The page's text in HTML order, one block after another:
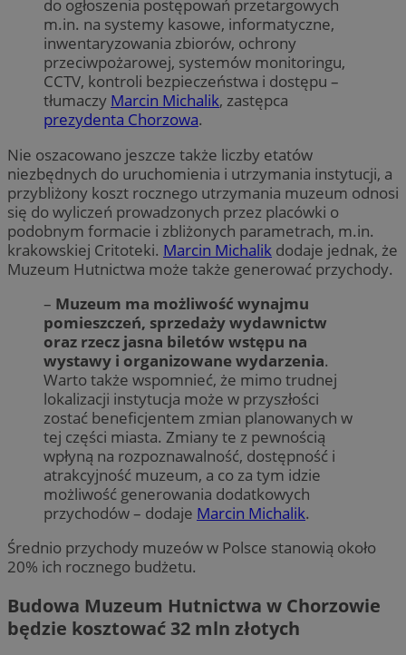
do ogłoszenia postępowań przetargowych
m.in. na systemy kasowe, informatyczne,
inwentaryzowania zbiorów, ochrony
przeciwpożarowej, systemów monitoringu,
CCTV, kontroli bezpieczeństwa i dostępu –
tłumaczy Marcin Michalik, zastępca
prezydenta Chorzowa.
Nie oszacowano jeszcze także liczby etatów
niezbędnych do uruchomienia i utrzymania instytucji, a
przybliżony koszt rocznego utrzymania muzeum odnosi
się do wyliczeń prowadzonych przez placówki o
podobnym formacie i zbliżonych parametrach, m.in.
krakowskiej Critoteki. Marcin Michalik dodaje jednak, że
Muzeum Hutnictwa może także generować przychody.
– Muzeum ma możliwość wynajmu
pomieszczeń, sprzedaży wydawnictw
oraz rzecz jasna biletów wstępu na
wystawy i organizowane wydarzenia.
Warto także wspomnieć, że mimo trudnej
lokalizacji instytucja może w przyszłości
zostać beneficjentem zmian planowanych w
tej części miasta. Zmiany te z pewnością
wpłyną na rozpoznawalność, dostępność i
atrakcyjność muzeum, a co za tym idzie
możliwość generowania dodatkowych
przychodów – dodaje Marcin Michalik.
Średnio przychody muzeów w Polsce stanowią około
20% ich rocznego budżetu.
Budowa Muzeum Hutnictwa w Chorzowie
będzie kosztować 32 mln złotych